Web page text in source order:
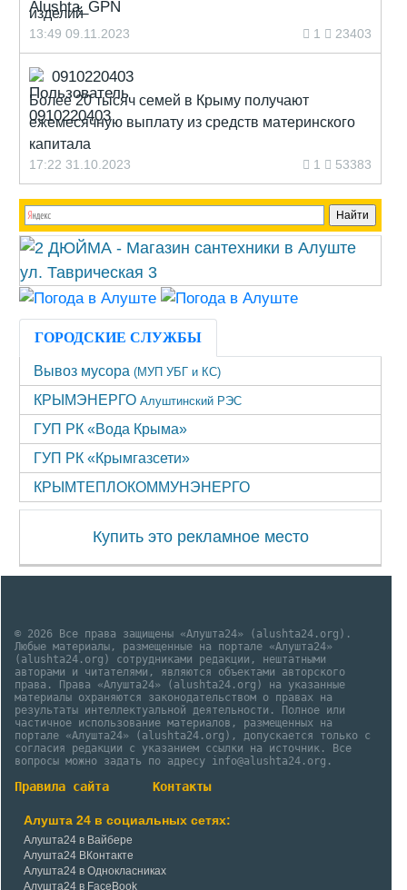
изделий
13:49 09.11.2023 1 23403
0910220403
Более 20 тысяч семей в Крыму получают
ежемесячную выплату из средств материнского
капитала
17:22 31.10.2023 1 53383
ГОРОДСКИЕ СЛУЖБЫ
Вывоз мусора (МУП УБГ и КС)
КРЫМЭНЕРГО Алуштинский РЭС
ГУП РК «Вода Крыма»
ГУП РК «Крымгазсети»
КРЫМТЕПЛОКОММУНЭНЕРГО
Купить это рекламное место
© 2026 Все права защищены «Алушта24» (alushta24.org).
Любые материалы, размещенные на портале «Алушта24»
(alushta24.org) сотрудниками редакции, нештатными
авторами и читателями, являются объектами авторского
права. Права «Алушта24» (alushta24.org) на указанные
материалы охраняются законодательством о правах на
результаты интеллектуальной деятельности. Полное или
частичное использование материалов, размещенных на
портале «Алушта24» (alushta24.org), допускается только с
согласия редакции с указанием ссылки на источник. Все
вопросы можно задать по адресу info@alushta24.org.
Правила сайта Контакты
Алушта 24 в социальных сетях:
Алушта24 в Вайбере
Алушта24 ВКонтакте
Алушта24 в Однокласниках
Алушта24 в FaceBook